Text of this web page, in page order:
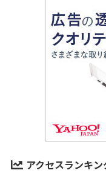
アクセスランキン